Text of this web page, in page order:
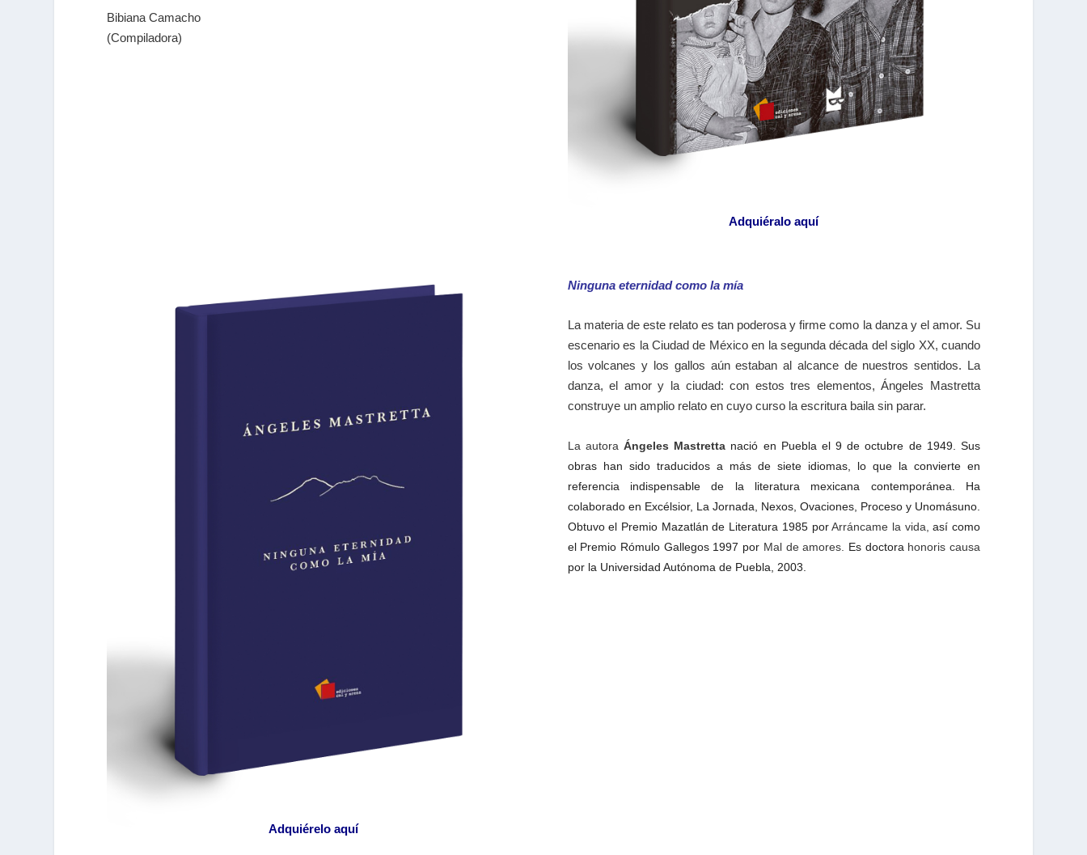
Bibiana Camacho
(Compiladora)
Adquiéralo aquí
Adquiérelo aquí
Ninguna eternidad como la mía
La materia de este relato es tan poderosa y firme como la danza y el amor. Su
escenario es la Ciudad de México en la segunda década del siglo XX, cuando
los volcanes y los gallos aún estaban al alcance de nuestros sentidos. La
danza, el amor y la ciudad: con estos tres elementos, Ángeles Mastretta
construye un amplio relato en cuyo curso la escritura baila sin parar.
La autoraÁngeles Mastretta nació en Puebla el 9 de octubre de 1949. Sus
obras han sido traducidos a más de siete idiomas, lo que la convierte en
referencia indispensable de la literatura mexicana contemporánea. Ha
colaborado en Excélsior, La Jornada, Nexos, Ovaciones, Proceso y Unomásuno.
Obtuvo el Premio Mazatlán de Literatura 1985 porArráncame la vida,así como
el Premio Rómulo Gallegos 1997 por Mal de amores. Es doctora honoris causa
por la Universidad Autónoma de Puebla, 2003.